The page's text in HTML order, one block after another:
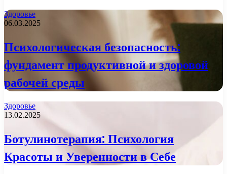
Здоровье
06.03.2025
Психологическая безопасность:
фундамент продуктивной и здоровой
рабочей среды
Здоровье
13.02.2025
Ботулинотерапия: Психология
Красоты и Уверенности в Себе